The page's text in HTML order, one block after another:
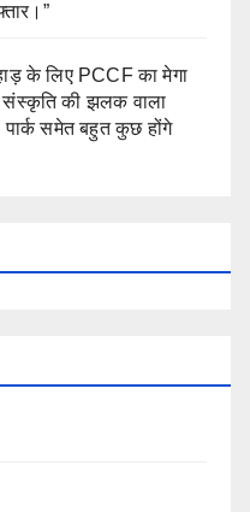
के लिए PCCF का मेगा
संस्कृति की झलक वाला
पार्क समेत बहुत कुछ होंगे